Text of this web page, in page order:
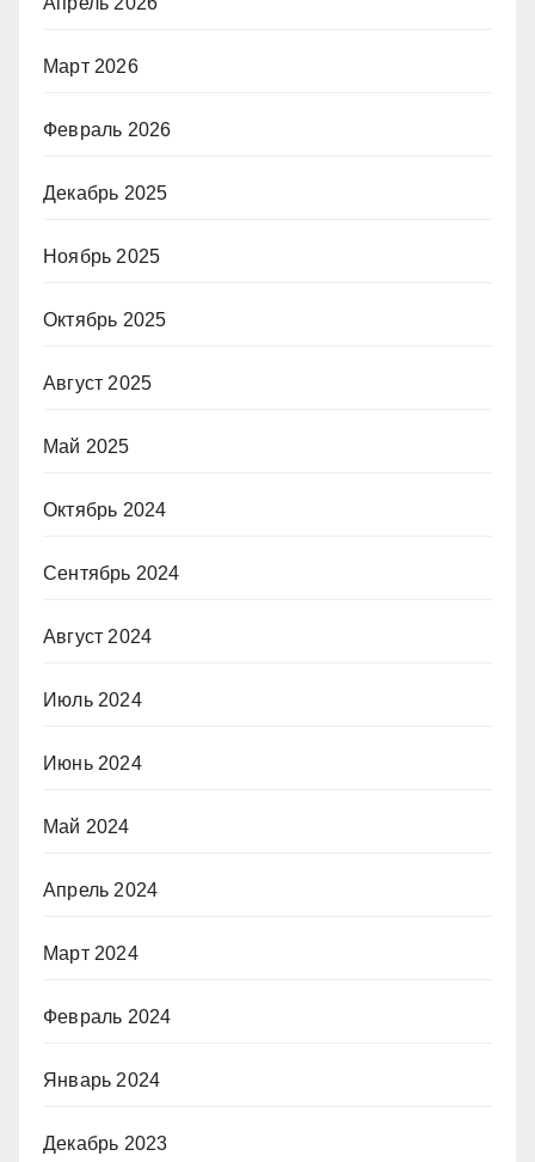
Март 2026
Февраль 2026
Декабрь 2025
Ноябрь 2025
Октябрь 2025
Август 2025
Май 2025
Октябрь 2024
Сентябрь 2024
Август 2024
Июль 2024
Июнь 2024
Май 2024
Апрель 2024
Март 2024
Февраль 2024
Январь 2024
Декабрь 2023